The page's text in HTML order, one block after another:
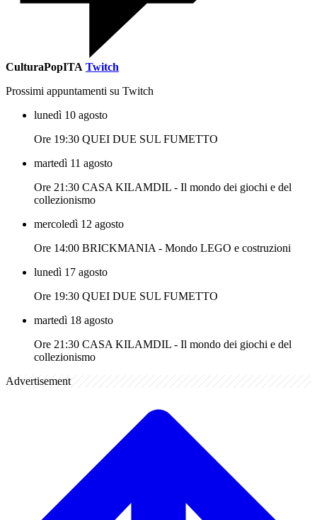
CulturaPopITA Twitch
Prossimi appuntamenti su Twitch
lunedì 10 agosto
Ore 19:30 QUEI DUE SUL FUMETTO
martedì 11 agosto
Ore 21:30 CASA KILAMDIL - Il mondo dei giochi e del
collezionismo
mercoledì 12 agosto
Ore 14:00 BRICKMANIA - Mondo LEGO e costruzioni
lunedì 17 agosto
Ore 19:30 QUEI DUE SUL FUMETTO
martedì 18 agosto
Ore 21:30 CASA KILAMDIL - Il mondo dei giochi e del
collezionismo
Advertisement